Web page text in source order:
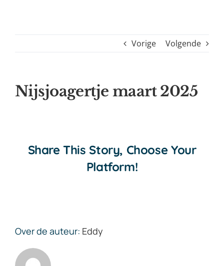
NijsjoagertjesVorige Volgende
Nijsjoagertje maart 2025
Share This Story, Choose Your
Platform!
Over de auteur: Eddy